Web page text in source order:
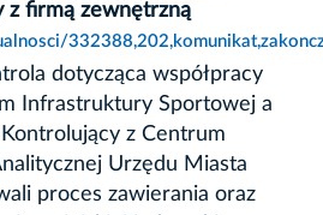
z firmą zewnętrzną
dotycząca współpracy
Infrastruktury Sportowej a
z Centrum
Urzędu Miasta
proces zawierania oraz